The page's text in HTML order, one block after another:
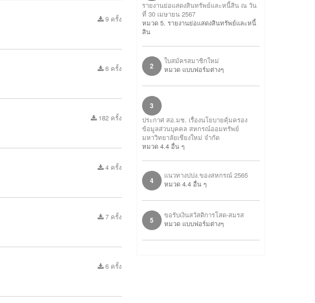
9 ครั้ง
6 ครั้ง
182 ครั้ง
4 ครั้ง
7 ครั้ง
6 ครั้ง
รายงานย่อแสดงสินทรัพย์และหนี้สิน ณ วัน
ที่ 30 เมษายน 2567
หมวด 5. รายงานย่อแสดงสินทรัพย์และหนี้
สิน
2
ใบสมัครสมาชิกใหม่
หมวด แบบฟอร์มต่างๆ
3
ประกาศ สอ.มช. เรื่องนโยบายคุ้มครอง
ข้อมูลส่วนบุคคล สหกรณ์ออมทรัพย์
มหาวิทยาลัยเชียงใหม่ จำกัด
หมวด 4.4 อื่น ๆ
4
แนวทางปปง.ของสหกรณ์ 2565
หมวด 4.4 อื่น ๆ
5
ขอรับเงินสวัสดิการโสด-สมรส
หมวด แบบฟอร์มต่างๆ